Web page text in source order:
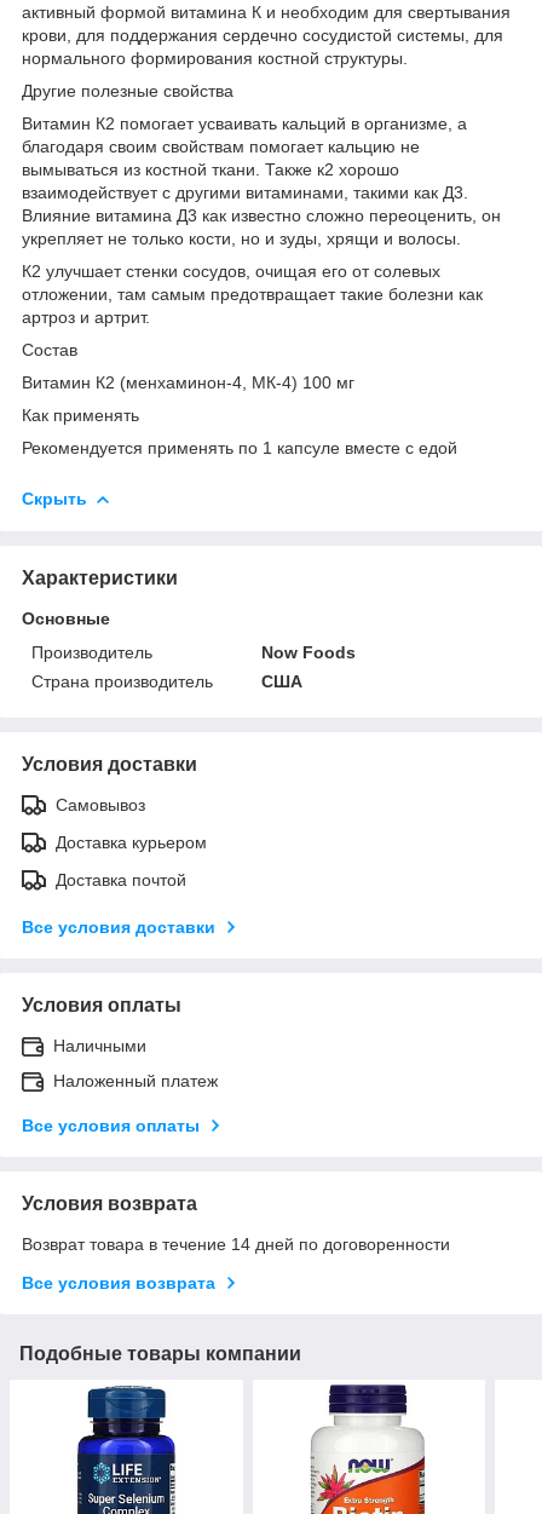
активный формой витамина К и необходим для свертывания
крови, для поддержания сердечно сосудистой системы, для
нормального формирования костной структуры.
Другие полезные свойства
Витамин К2 помогает усваивать кальций в организме, а
благодаря своим свойствам помогает кальцию не
вымываться из костной ткани. Также к2 хорошо
взаимодействует с другими витаминами, такими как Д3.
Влияние витамина Д3 как известно сложно переоценить, он
укрепляет не только кости, но и зуды, хрящи и волосы.
К2 улучшает стенки сосудов, очищая его от солевых
отложении, там самым предотвращает такие болезни как
артроз и артрит.
Состав
Витамин К2 (менхаминон-4, МК-4) 100 мг
Как применять
Рекомендуется применять по 1 капсуле вместе с едой
Скрыть
Характеристики
Основные
Производитель
Now Foods
Страна производитель
США
Условия доставки
Самовывоз
Доставка курьером
Доставка почтой
Все условия доставки
Условия оплаты
Наличными
Наложенный платеж
Все условия оплаты
Условия возврата
Возврат товара в течение 14 дней по договоренности
Все условия возврата
Подобные товары компании